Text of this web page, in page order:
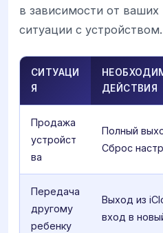
в зависимости от
ситуации с устройством.
СИТУАЦИ
Я
ДЕЙСТВИЯ
Продажа
устройст
ва
Полный
Сброс
Передача
другому
ребенку
Выход из
вход в